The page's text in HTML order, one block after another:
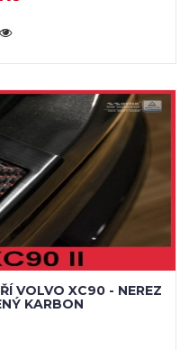
VOLVO XC90 - NEREZ
KARBON